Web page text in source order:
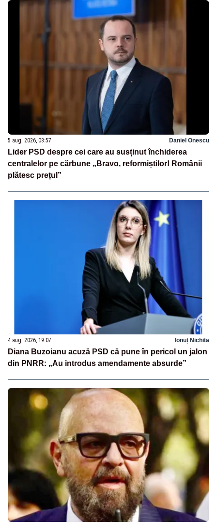
5 aug. 2026, 08:57 Daniel Onescu
Lider PSD despre cei care au susținut închiderea
centralelor pe cărbune „Bravo, reformiștilor! Românii
plătesc prețul”
4 aug. 2026, 19:07 Ionuț Nichita
Diana Buzoianu acuză PSD că pune în pericol un jalon
din PNRR: „Au introdus amendamente absurde”